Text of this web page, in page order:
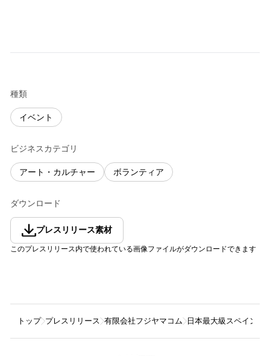
種類
イベント
ビジネスカテゴリ
アート・カルチャー ボランティア
ダウンロード
プレスリリース素材
このプレスリリース内で使われている画像ファイルがダウンロードできます
トップ プレスリリース 有限会社フジヤマコム 日本最大級スペインフ